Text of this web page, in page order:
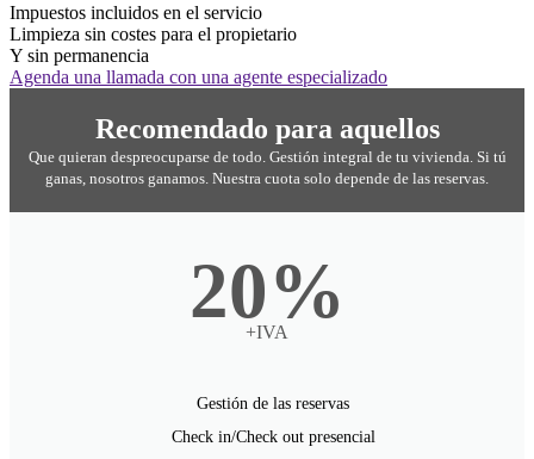
Impuestos incluidos en el servicio
Limpieza sin costes​ para el propietario
Y sin permanencia
Agenda una llamada con una agente especializado
Recomendado para aquellos
Que quieran despreocuparse de todo. Gestión integral de tu vivienda. Si tú
ganas, nosotros ganamos. Nuestra cuota solo depende de las reservas.
20%
+IVA
Gestión de las reservas
Check in/Check out presencial